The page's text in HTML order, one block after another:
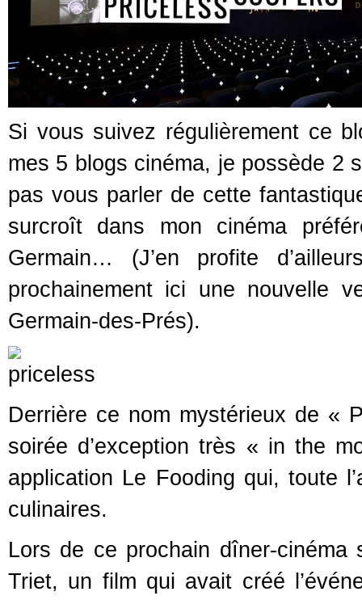
Si vous suivez régulièrement ce
mes 5 blogs cinéma, je possède 2
pas vous parler de cette
surcroît dans mon cinéma
Germain… (J’en profite
prochainement ici une nouvelle
Germain-des-Prés).
Derrière ce nom mystérieux de «
soirée d’exception très « in the
application Le Fooding qui, toute
culinaires.
Lors de ce prochain dîner-
Triet, un film qui avait créé